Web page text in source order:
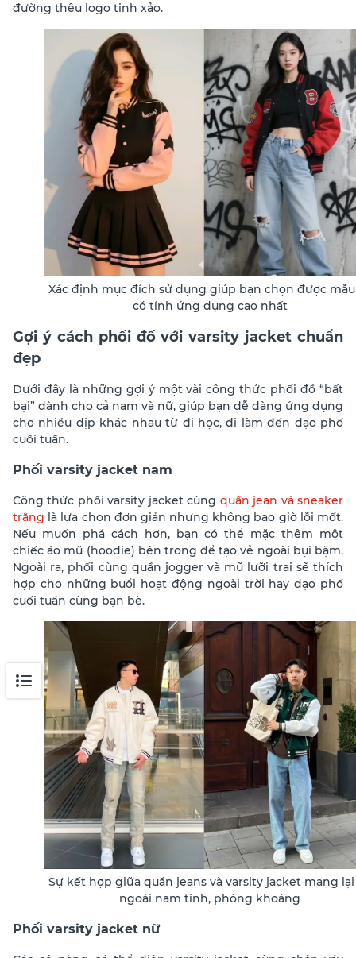
đường thêu logo tinh xảo.
Xác định mục đích sử dụng giúp bạn chọn được mẫu
có tính ứng dụng cao nhất
Gợi ý cách phối đồ với varsity jacket chuẩn
đẹp
Dưới đây là những gợi ý một vài công thức phối đồ “bất
bại” dành cho cả nam và nữ, giúp bạn dễ dàng ứng dụng
cho nhiều dịp khác nhau từ đi học, đi làm đến dạo phố
cuối tuần.
Phối varsity jacket nam
Công thức phối varsity jacket cùng quần jean và sneaker
trắng là lựa chọn đơn giản nhưng không bao giờ lỗi mốt.
Nếu muốn phá cách hơn, bạn có thể mặc thêm một
chiếc áo mũ (hoodie) bên trong để tạo vẻ ngoài bụi bặm.
Ngoài ra, phối cùng quần jogger và mũ lưỡi trai sẽ thích
hợp cho những buổi hoạt động ngoài trời hay dạo phố
cuối tuần cùng bạn bè.
Sự kết hợp giữa quần jeans và varsity jacket mang
ngoài nam tính, phóng khoáng
Phối varsity jacket nữ